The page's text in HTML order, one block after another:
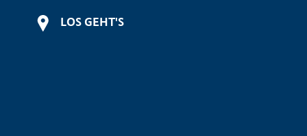
LOS GEHT'S